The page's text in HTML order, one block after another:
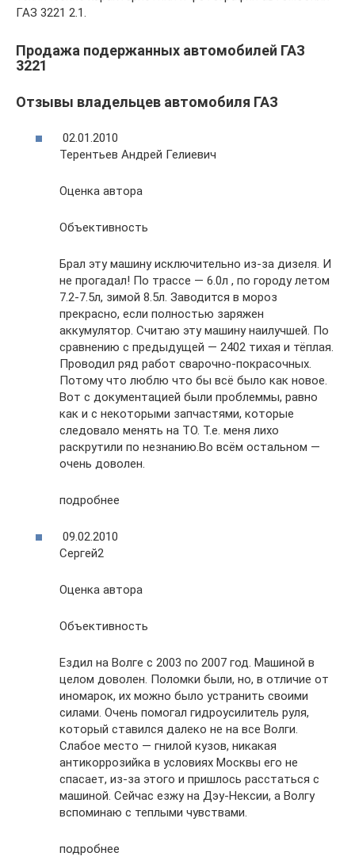
ГАЗ 3221 2.1.
Продажа подержанных автомобилей ГАЗ
3221
Отзывы владельцев автомобиля ГАЗ
02.01.2010
Терентьев Андрей Гелиевич
Оценка автора
Объективность
Брал эту машину исключительно из-за дизеля. И
не прогадал! По трассе — 6.0л , по городу летом
7.2-7.5л, зимой 8.5л. Заводится в мороз
прекрасно, если полностью заряжен
аккумулятор. Считаю эту машину наилучшей. По
сравнению с предыдущей — 2402 тихая и тёплая.
Проводил ряд работ сварочно-покрасочных.
Потому что люблю что бы всё было как новое.
Вот с документацией были проблеммы, равно
как и с некоторыми запчастями, которые
следовало менять на ТО. Т.е. меня лихо
раскрутили по незнанию.Во всём остальном —
очень доволен.
подробнее
09.02.2010
Сергей2
Оценка автора
Объективность
Ездил на Волге с 2003 по 2007 год. Машиной в
целом доволен. Поломки были, но, в отличие от
иномарок, их можно было устранить своими
силами. Очень помогал гидроусилитель руля,
который ставился далеко не на все Волги.
Слабое место — гнилой кузов, никакая
антикоррозийка в условиях Москвы его не
спасает, из-за этого и пришлось расстаться с
машиной. Сейчас езжу на Дэу-Нексии, а Волгу
вспоминаю с теплыми чувствами.
подробнее